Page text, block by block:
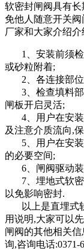
软密封闸阀具有
免他人随意开关
厂家和大家介绍
1、安装前须检
或砂粒附着;
2、各连接部位
3、检查填料部
闸板开启灵活;
4、用户在安装
及注意介质流向,
5、用户在安装
的必要空间;
6、闸阀驱动装
7、埋地式软密
以免影响密封.
以上是直埋式软
用说明,大家可以
闸阀的其他相关
询,咨询电话:0371-